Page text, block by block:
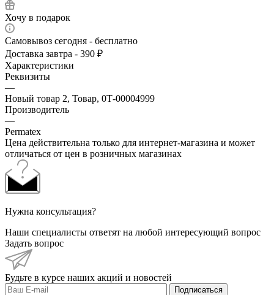
Хочу в подарок
Самовывоз сегодня - бесплатно
Доставка завтра - 390 ₽
Характеристики
Реквизиты
—
Новый товар 2, Товар, 0Т-00004999
Производитель
—
Permatex
Цена действительна только для интернет-магазина и может
отличаться от цен в розничных магазинах
Нужна консультация?
Наши специалисты ответят на любой интересующий вопрос
Задать вопрос
Будьте в курсе наших акций и новостей
Подписаться